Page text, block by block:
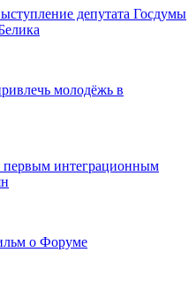
депутата Госдумы
молодёжь в
первым интеграционным
о Форуме